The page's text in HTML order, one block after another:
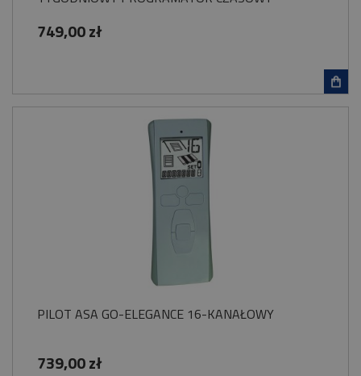
749,00 zł
PILOT ASA GO-ELEGANCE 16-KANAŁOWY
739,00 zł